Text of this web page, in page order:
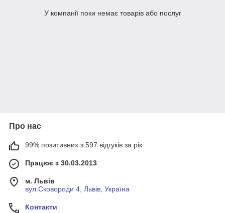
У компанії поки немає товарів або послуг
Про нас
99% позитивних з 597 відгуків за рік
Працює з 30.03.2013
м. Львів
вул.Сковороди 4, Львів, Україна
Контакти